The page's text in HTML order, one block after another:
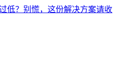
低？别慌，这份解决方案请收